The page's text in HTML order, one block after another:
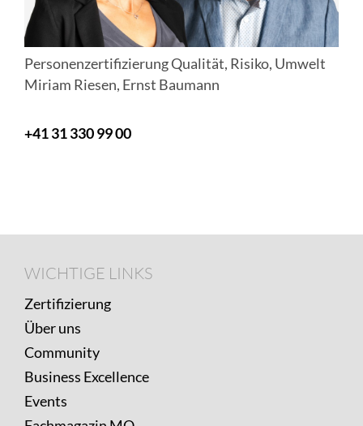
Personenzertifizierung Qualität, Risiko, Umwelt
Miriam Riesen, Ernst Baumann
+41 31 330 99 00
WICHTIGE
WICHTIGE LINKS
Zertifizierung
Über uns
Community
Business Excellence
Events